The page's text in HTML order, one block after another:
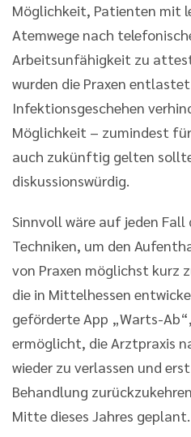
Möglichkeit, Patienten mit
Atemwege nach
Arbeitsunfähigkeit zu
wurden die Praxen
Infektionsgeschehen
Möglichkeit – zumindest
auch zukünftig gelten
diskussionswürdig.
Sinnvoll wäre auf jeden
Techniken, um den
von Praxen möglichst kurz
die in Mittelhessen
geförderte App „Warts-
ermöglicht, die Arztpraxis
wieder zu verlassen und
Behandlung
Mitte dieses Jahres geplant.